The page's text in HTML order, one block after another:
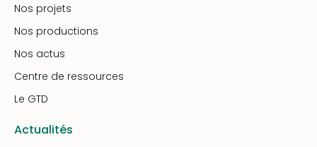
Nos projets
Nos productions
Nos actus
Centre de ressources
Le GTD
Actualités